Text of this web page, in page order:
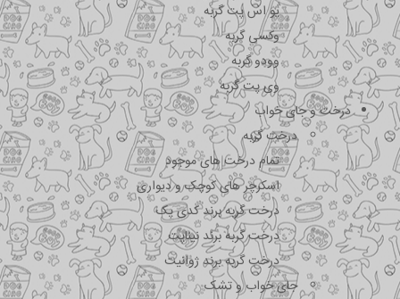
یو اس پت گربه
وکسی گربه
وودو گربه
وی پت گربه
درخت و جای خواب
درخت گربه
تمام درخت های موجود
اسکرچر های کوچک و دیواری
درخت گربه برند کدی پک
درخت گربه برند نیناپت
درخت گربه برند ژوانیت
جای خواب و تشک